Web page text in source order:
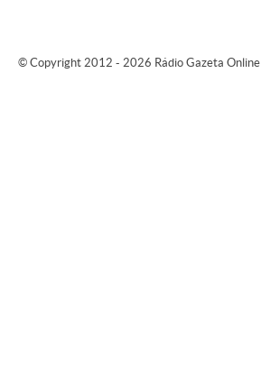
© Copyright 2012 - 2026 Rádio Gazeta Online